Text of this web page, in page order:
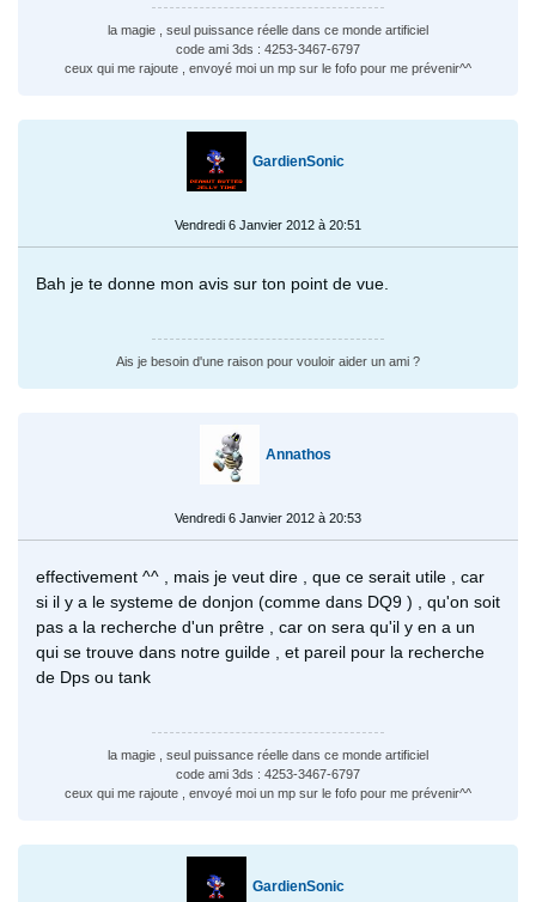
la magie , seul puissance réelle dans ce monde artificiel
code ami 3ds : 4253-3467-6797
ceux qui me rajoute , envoyé moi un mp sur le fofo pour me prévenir^^
GardienSonic
Vendredi 6 Janvier 2012 à 20:51
Bah je te donne mon avis sur ton point de vue.
Ais je besoin d'une raison pour vouloir aider un ami ?
Annathos
Vendredi 6 Janvier 2012 à 20:53
effectivement ^^ , mais je veut dire , que ce serait utile , car
si il y a le systeme de donjon (comme dans DQ9 ) , qu'on soit
pas a la recherche d'un prêtre , car on sera qu'il y en a un
qui se trouve dans notre guilde , et pareil pour la recherche
de Dps ou tank
la magie , seul puissance réelle dans ce monde artificiel
code ami 3ds : 4253-3467-6797
ceux qui me rajoute , envoyé moi un mp sur le fofo pour me prévenir^^
GardienSonic